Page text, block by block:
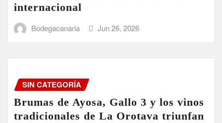
internacional
Bodegacanaria Jun 26, 2026
SIN CATEGORÍA
Brumas de Ayosa, Gallo 3 y los vinos
tradicionales de La Orotava triunfan